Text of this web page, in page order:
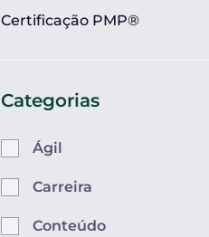
Certificação PMP®
Categorias
Ágil
Carreira
Conteúdo